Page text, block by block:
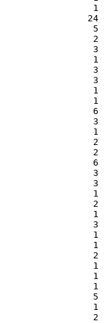
  1
24
  5
  2
  3
  1
  3
  3
  1
  1
  6
  3
  1
  2
  2
  6
  3
  3
  1
  2
  1
  3
  1
  1
  2
  1
  1
  1
  5
  1
  2